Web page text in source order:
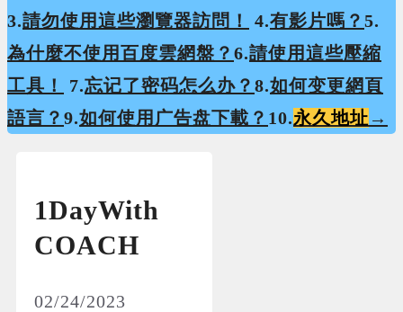
3.請勿使用這些瀏覽器訪問！ 4.有影片嗎？ 5.
為什麼不使用百度雲網盤？ 6.請使用這些壓縮
工具！
7.忘记了密码怎么办？ 8.如何变更網頁
語言？ 9.如何使用广告盘下載？ 10.永久地址 →
1DayWith
COACH
02/24/2023